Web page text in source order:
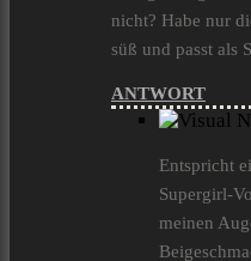
nicht? Habe nur
süß und passt als
ANTWORT
Entspricht
Supergirl-
meinen